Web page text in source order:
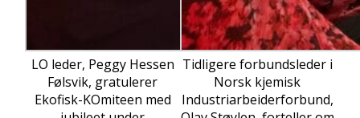
LO leder, Peggy Hessen
Følsvik, gratulerer
Ekofisk-KOmiteen med
Tidligere forbundsleder i
Norsk kjemisk
Industriarbeiderforbund,